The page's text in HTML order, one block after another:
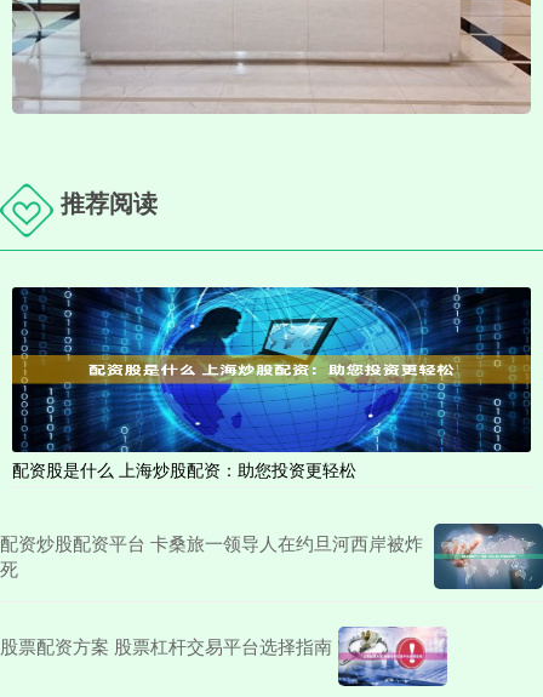
推荐阅读
配资股是什么 上海炒股配资：助您投资更轻松
配资炒股配资平台 卡桑旅一领导人在约旦河西岸被炸
死
股票配资方案 股票杠杆交易平台选择指南